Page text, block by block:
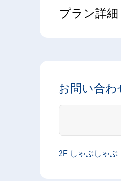
プラン詳細
お問い合わ
2F しゃぶしゃ